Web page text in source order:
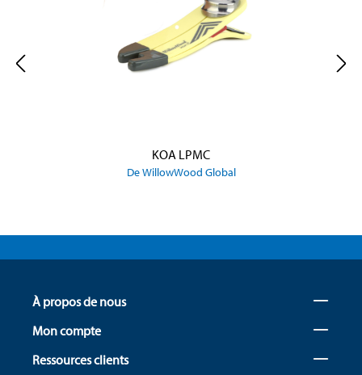
KOA LPMC
De WillowWood Global
À propos de nous
Mon compte
Ressources clients